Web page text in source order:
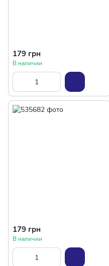
179 грн
В наличии
179 грн
В наличии